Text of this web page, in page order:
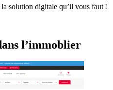
solution digitale qu’il vous faut !
l’immoblier